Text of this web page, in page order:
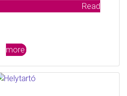
Read
more